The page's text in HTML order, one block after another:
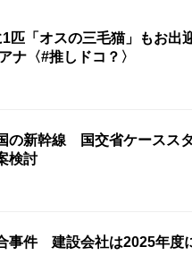
1匹「オスの三毛猫」もお出
ナ〈#推しドコ？〉
国の新幹線 国交省ケース
検討
事件 建設会社は2025年度